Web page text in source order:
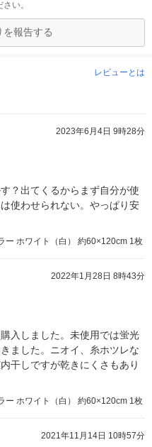
い。
報告する
レビューとは
2023年6月4日 9時28分
？出てくるからまず自分が使
使わせられない。やっぱり安
ー ホワイト（白） 約60×120cm 1枚
2022年1月28日 8時43分
入しました。未使用では蛍光
ました。ニオイ、糸ホツレな
干しですが乾きにくさもあり
ー ホワイト（白） 約60×120cm 1枚
2021年11月14日 10時57分